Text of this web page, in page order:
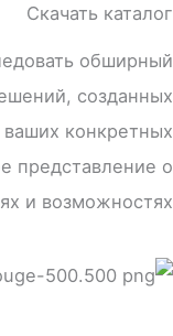
Скачать каталог
обширный
созданных
конкретных
представление о
и возможностях.